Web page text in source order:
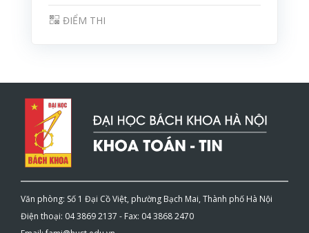
ĐIỂM THI
Văn phòng: Số 1 Đại Cồ Việt, phường Bạch Mai, Thành phố Hà Nội
Điện thoại: 04 3869 2137 - Fax: 04 3868 2470